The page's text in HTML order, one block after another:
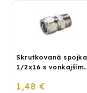
Skrutkovaná spojka
1/2x16 s vonkajším
1,48 €